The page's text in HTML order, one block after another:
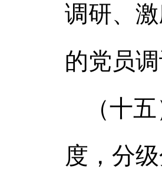
调研、
的党员
（十
度，分